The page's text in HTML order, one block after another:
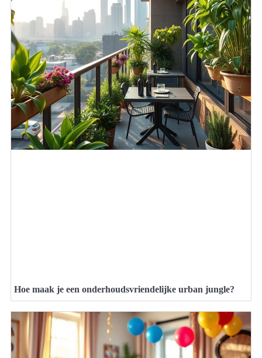
Hoe maak je een onderhoudsvriendelijke urban jungle?